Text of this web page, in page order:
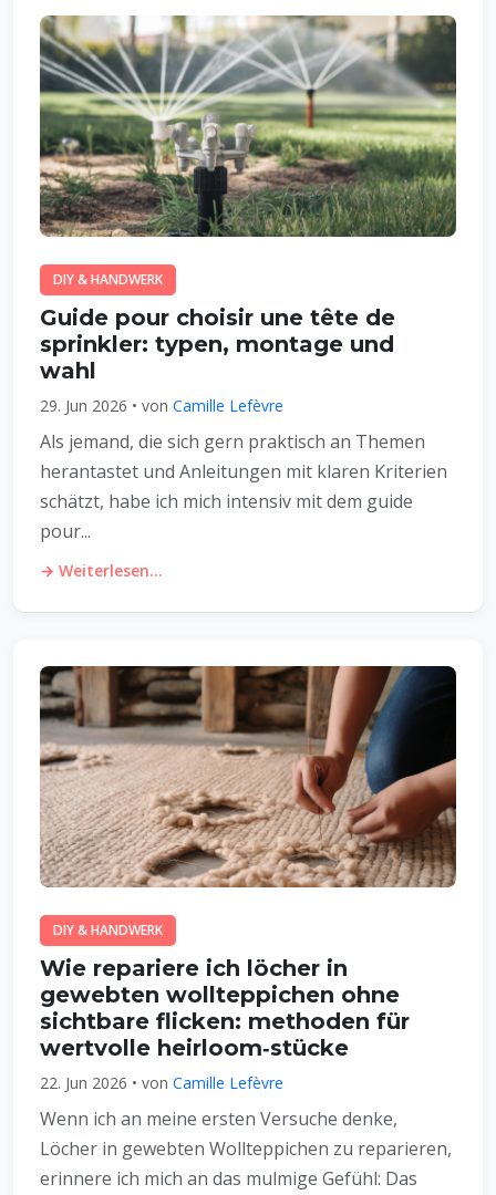
DIY & HANDWERK
Guide pour choisir une tête de
sprinkler: typen, montage und
wahl
29. Jun 2026 • von Camille Lefèvre
Als jemand, die sich gern praktisch an Themen
herantastet und Anleitungen mit klaren Kriterien
schätzt, habe ich mich intensiv mit dem guide
pour...
→ Weiterlesen...
DIY & HANDWERK
Wie repariere ich löcher in
gewebten wollteppichen ohne
sichtbare flicken: methoden für
wertvolle heirloom‑stücke
22. Jun 2026 • von Camille Lefèvre
Wenn ich an meine ersten Versuche denke,
Löcher in gewebten Wollteppichen zu reparieren,
erinnere ich mich an das mulmige Gefühl: Das